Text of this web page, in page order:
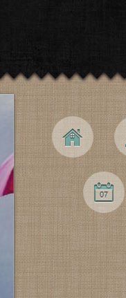
Navigation
Accueil
07
Expos